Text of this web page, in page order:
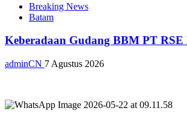
Breaking News
Batam
Keberadaan Gudang BBM PT
adminCN 7 Agustus 2026